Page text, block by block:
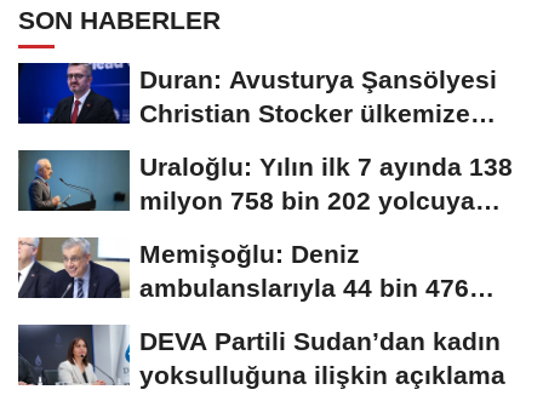
SON HABERLER
Duran: Avusturya Şansölyesi
Christian Stocker ülkemize
Uraloğlu: Yılın ilk 7 ayında 138
milyon 758 bin 202 yolcuya
Memişoğlu: Deniz
ambulanslarıyla 44 bin 476
DEVA Partili Sudan’dan kadın
yoksulluğuna ilişkin açıklama